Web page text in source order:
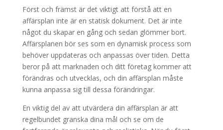
Först och främst är det viktigt att förstå att en
affärsplan inte är en statisk dokument. Det är inte
något du skapar en gång och sedan glömmer bort.
Affärsplanen bör ses som en dynamisk process som
behöver uppdateras och anpassas över tiden. Detta
beror på att marknaden och ditt företag kommer att
förändras och utvecklas, och din affärsplan måste
kunna anpassa sig till dessa förändringar.
En viktig del av att utvärdera din affärsplan är att
regelbundet granska dina mål och se om de